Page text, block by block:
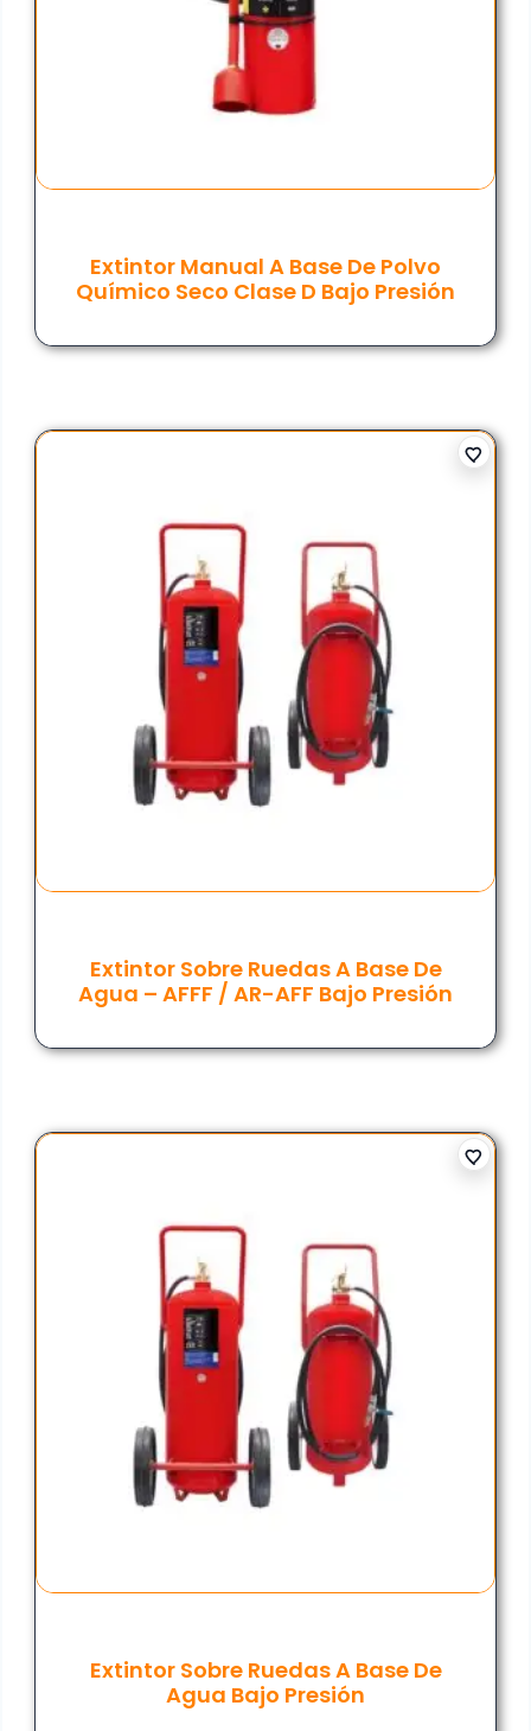
Extintor Manual A Base De Polvo
Químico Seco Clase D Bajo Presión
Extintor Sobre Ruedas A Base De
Agua – AFFF / AR-AFF Bajo Presión
Extintor Sobre Ruedas A Base De
Agua Bajo Presión